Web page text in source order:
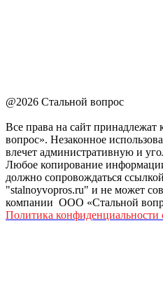
@2026 Стальной вопрос
Все права на сайт
вопрос». Незаконное
влечет административную и
Любое копирование
должно сопровождаться
"stalnoyvopros.ru" и не может
компании ООО «Стальной
Политика конфиденциальности